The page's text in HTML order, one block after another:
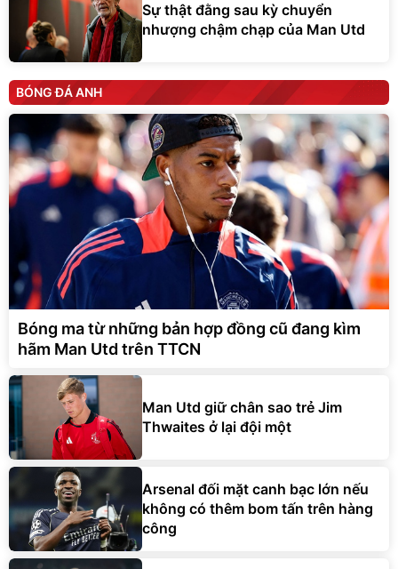
Sự thật đằng sau kỳ chuyển
nhượng chậm chạp của Man Utd
BÓNG ĐÁ ANH
Bóng ma từ những bản hợp đồng cũ đang kìm
hãm Man Utd trên TTCN
Man Utd giữ chân sao trẻ Jim
Thwaites ở lại đội một
Arsenal đối mặt canh bạc lớn nếu
không có thêm bom tấn trên hàng
công